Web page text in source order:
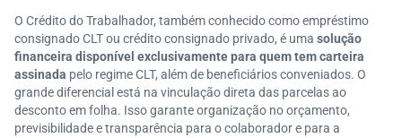
O Crédito do Trabalhador, também conhecido como empréstimo
consignado CLT ou crédito consignado privado, é uma solução
financeira disponível exclusivamente para quem tem carteira
assinada pelo regime CLT, além de beneficiários conveniados. O
grande diferencial está na vinculação direta das parcelas ao
desconto em folha. Isso garante organização no orçamento,
previsibilidade e transparência para o colaborador e para a